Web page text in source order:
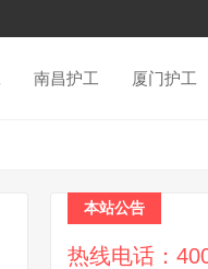
南昌护工 厦门护工
本站公告
热线电话：